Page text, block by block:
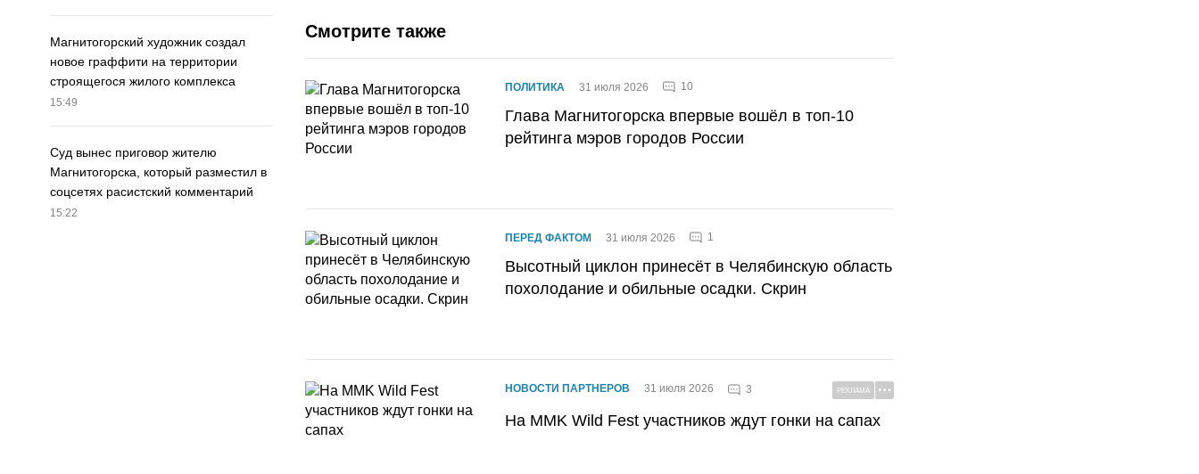
Магнитогорский художник создал
новое граффити на территории
строящегося жилого комплекса
15:49
Суд вынес приговор жителю
Магнитогорска, который разместил в
соцсетях расистский комментарий
15:22
Смотрите также
ПОЛИТИКА 31 июля 2026 10
Глава Магнитогорска впервые вошёл в топ-10
рейтинга мэров городов России
ПЕРЕД ФАКТОМ 31 июля 2026 1
Высотный циклон принесёт в Челябинскую область
похолодание и обильные осадки. Скрин
НОВОСТИ ПАРТНЕРОВ 31 июля 2026 3 РЕКЛАМА
На MMK Wild Fest участников ждут гонки на сапах